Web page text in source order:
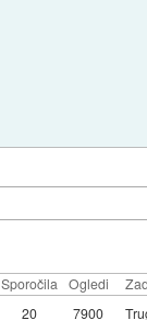
Sporočila Ogledi
20 7900